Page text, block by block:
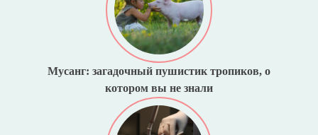
Мусанг: загадочный пушистик тропиков, о
котором вы не знали